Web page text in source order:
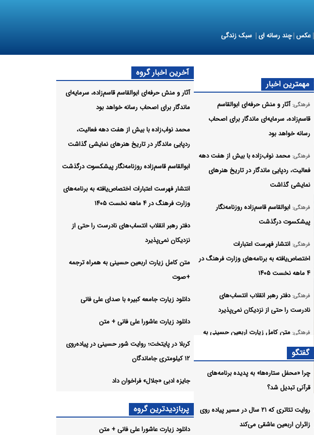
عکس چند رسانه ای سبک زندگی
مهمترین اخبار
فرهنگی: آثار و منش حرفه‌ای ابوالقاسم
قاسم‌زاده، سرمایه‌ای ماندگار برای اصحاب
رسانه خواهد بود
فرهنگی: محمد نواب‌زاده با بیش از هفت دهه
فعالیت، ردپایی ماندگار در تاریخ هنرهای
نمایشی گذاشت
فرهنگی: ابوالقاسم قاسم‌زاده روزنامه‌نگار
پیشکسوت درگذشت
فرهنگی: انتشار فهرست اعتبارات
اختصاص‌یافته به برنامه‌های وزارت فرهنگ در
۴ ماهه نخست ۱۴۰۵
فرهنگی: دفتر رهبر انقلاب انتساب‌های
نادرست را حتی از نزدیکان نمی‌پذیرد
فرهنگی: متن کامل زیارت اربعین حسینی به
همراه ترجمه +صوت
صوت:
دانلود زیارت جامعه کبیره با صدای علی
فانی
صوت: دانلود زیارت عاشورا علی فانی + متن
فرهنگی: کربلا در پایتخت؛ روایت شور حسینی
گفتگو
چرا «محفل ستاره‌ها» به پدیده برنامه‌های
قرآنی تبدیل شد؟
روایت تئاتری که ۲۱ سال در مسیر پیاده روی
زائران اربعین عاشقی می‌کند
آخرین اخبار گروه
آثار و منش حرفه‌ای ابوالقاسم قاسم‌زاده، سرمایه‌ای
ماندگار برای اصحاب رسانه خواهد بود
محمد نواب‌زاده با بیش از هفت دهه فعالیت،
ردپایی ماندگار در تاریخ هنرهای نمایشی گذاشت
ابوالقاسم قاسم‌زاده روزنامه‌نگار پیشکسوت درگذشت
انتشار فهرست اعتبارات اختصاص‌یافته به برنامه‌های
وزارت فرهنگ در ۴ ماهه نخست ۱۴۰۵
دفتر رهبر انقلاب انتساب‌های نادرست را حتی از
نزدیکان نمی‌پذیرد
متن کامل زیارت اربعین حسینی به همراه ترجمه
+صوت
دانلود زیارت جامعه کبیره با صدای علی فانی
دانلود زیارت عاشورا علی فانی + متن
کربلا در پایتخت؛ روایت شور حسینی در پیاده‌روی
۱۲ کیلومتری جاماندگان
جایزه ادبی «جلال» فراخوان داد
پربازدیدترین گروه
دانلود زیارت عاشورا علی فانی + متن